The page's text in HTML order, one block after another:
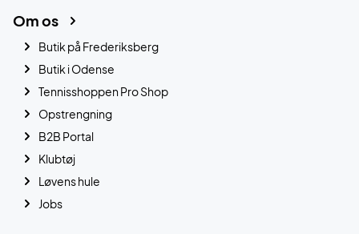
Om os
Butik på Frederiksberg
Butik i Odense
Tennisshoppen Pro Shop
Opstrengning
B2B Portal
Klubtøj
Løvens hule
Jobs